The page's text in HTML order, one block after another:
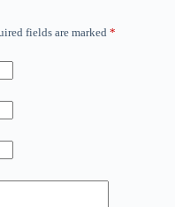
fields are marked *